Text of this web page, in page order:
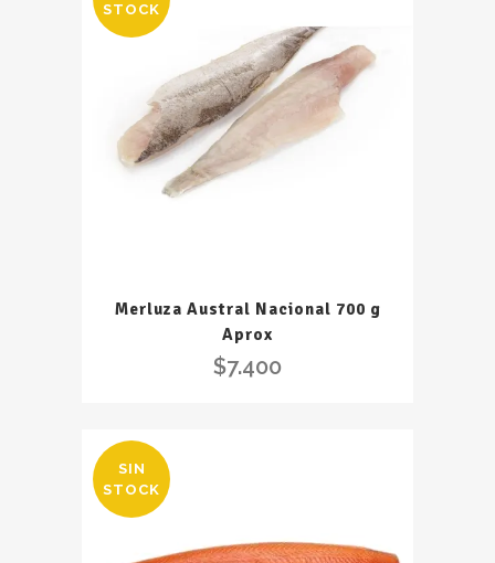
STOCK
Merluza Austral Nacional 700 g
Aprox
$7.400
SIN
STOCK